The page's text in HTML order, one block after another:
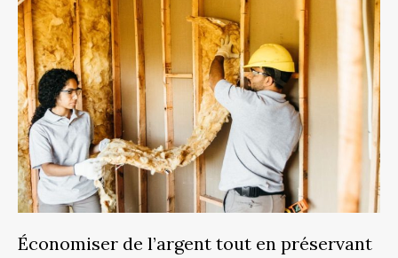
Économiser de l’argent tout en préservant